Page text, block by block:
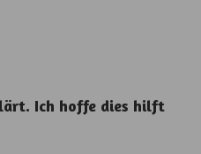
Ich hoffe dies hilft